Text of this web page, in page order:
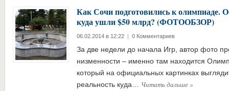
Как Сочи подготовились к олимпиаде.
куда ушли $50 млрд? (ФОТООБЗОР)
06.02.2014 в 12:22 | 0 Комментариев
За две недели до начала Игр, автор фото
низменности – именно там находится
который на официальных картинках
реальность куда… Читать дальше»